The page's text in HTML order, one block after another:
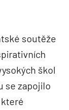
soutěže
škol
se zapojilo